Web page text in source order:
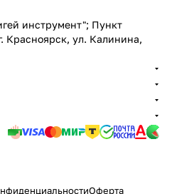
инструмент"; Пункт
Красноярск, ул. Калинина,
Оферта